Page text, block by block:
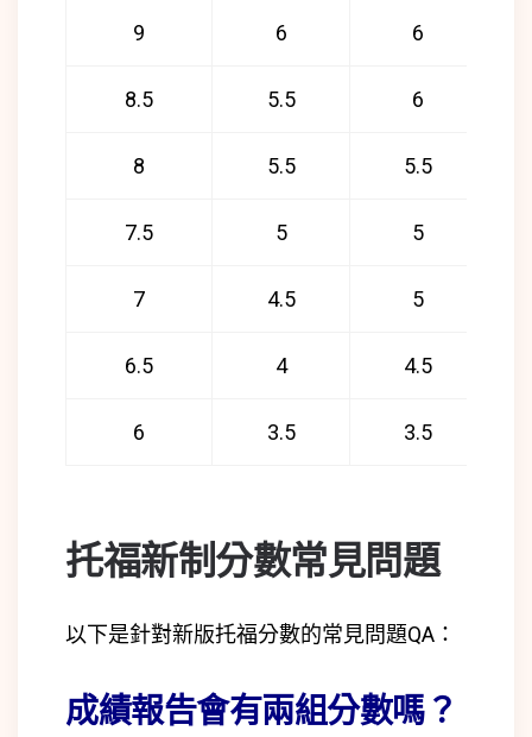
9 6 6
8.5 5.5 6
8 5.5 5.5
7.5 5 5
7 4.5 5
6.5 4 4.5
6 3.5 3.5
托福新制分數常見問題
以下是針對新版托福分數的常見問題QA：
成績報告會有兩組分數嗎？